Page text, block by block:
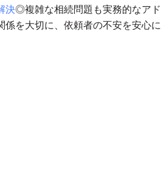
決◎複雑な相続問題も実務的なアド
係を大切に、依頼者の不安を安心に